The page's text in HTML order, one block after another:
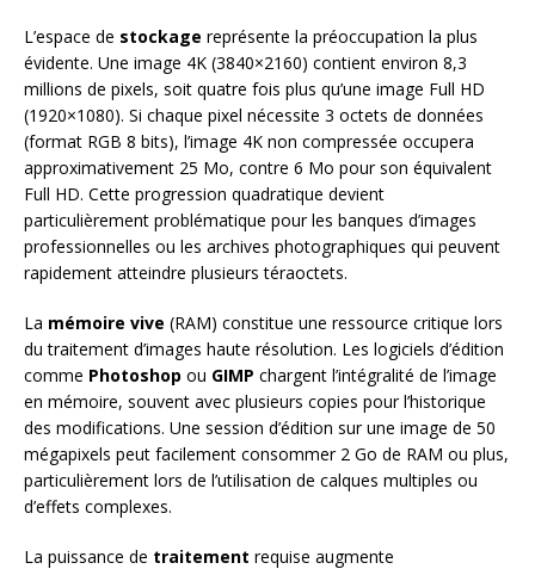
L’espace de stockage représente la préoccupation la plus
évidente. Une image 4K (3840×2160) contient environ 8,3
millions de pixels, soit quatre fois plus qu’une image Full HD
(1920×1080). Si chaque pixel nécessite 3 octets de données
(format RGB 8 bits), l’image 4K non compressée occupera
approximativement 25 Mo, contre 6 Mo pour son équivalent
Full HD. Cette progression quadratique devient
particulièrement problématique pour les banques d’images
professionnelles ou les archives photographiques qui peuvent
rapidement atteindre plusieurs téraoctets.
La mémoire vive (RAM) constitue une ressource critique lors
du traitement d’images haute résolution. Les logiciels d’édition
comme Photoshop ou GIMP chargent l’intégralité de l’image
en mémoire, souvent avec plusieurs copies pour l’historique
des modifications. Une session d’édition sur une image de 50
mégapixels peut facilement consommer 2 Go de RAM ou plus,
particulièrement lors de l’utilisation de calques multiples ou
d’effets complexes.
La puissance de traitement requise augmente